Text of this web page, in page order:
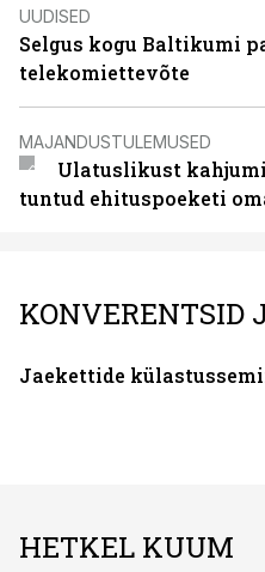
UUDISED
Selgus kogu Baltikumi
telekomiettevõte
MAJANDUSTULEMUSED
Ulatuslikust
tuntud ehituspoeketi
KONVERENTSID
Jaekettide
HETKEL KUUM